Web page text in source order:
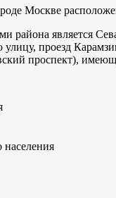
Москве
района является
проезд
проспект),
населения